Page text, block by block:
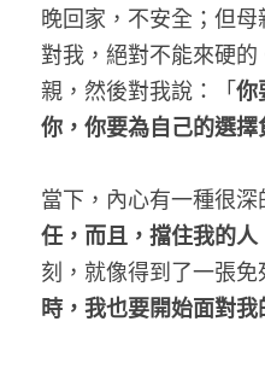
晚回家，不安全；但母
對我，絕對不能來硬
親，然後對我說：「 你
你，你要為自己的選擇
當下，內心有一種很深
任，而且，擋住我的人
刻，就像得到了一張免
時，我也要開始面對我